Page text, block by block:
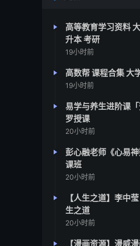
高等教育学习资料
升本 考研
19小时前
高数帮 课程合集 大
19小时前
易学与养生进阶课
罗授课
20小时前
彭心融老师《心易
课班
20小时前
【人生之道】李中
生之道
20小时前
【漫画资源】漫威